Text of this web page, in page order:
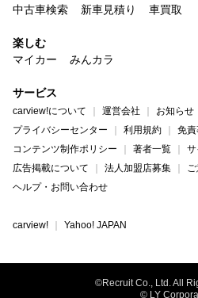
中古車検索
新車見積り 車買取
楽しむ
マイカー
みんカラ
サービス
carview!について 運営会社 お知らせ
プライバシーセンター
利用規約
免
コンテンツ制作ポリシー
著者一覧
広告掲載について
法人加盟店募集
ヘルプ・お問い合わせ
carview! Yahoo! JAPAN
©Recruit Co., Ltd. All
© LY